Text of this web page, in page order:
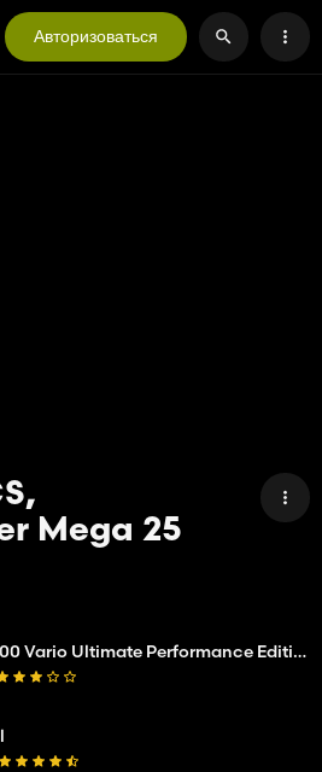
Авторизоваться
Mega 25
Fendt 1000 Vario Ultimate Performance Edition